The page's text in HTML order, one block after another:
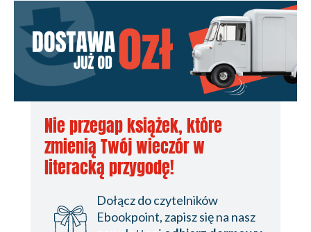
Nie przegap książek, które
zmienią Twój wieczór w
literacką przygodę!
Dołącz do czytelników
Ebookpoint, zapisz się na nasz